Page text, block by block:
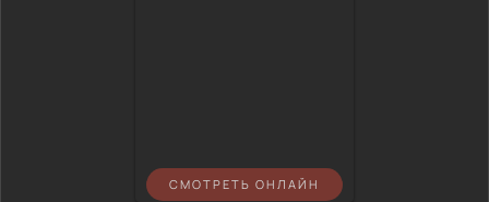
СМОТРЕТЬ ОНЛАЙН